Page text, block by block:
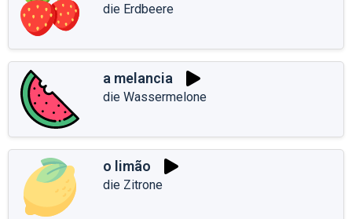
die Erdbeere
a melancia
die Wassermelone
o limão
die Zitrone